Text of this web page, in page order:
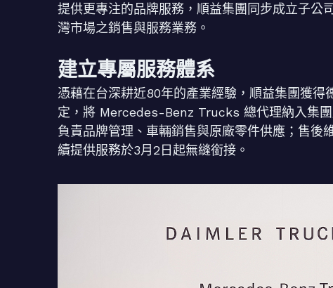
提供更專注的品牌服務，順益集團同步成立子公
灣市場之銷售與服務業務。
建立專屬服務體系
憑藉在台深耕近80年的產業經驗，順益集團獲
定，將 Mercedes-Benz Trucks 總代理納入集
負責品牌管理、車輛銷售與原廠零件供應；售後
續提供服務於3月2日起無縫銜接。